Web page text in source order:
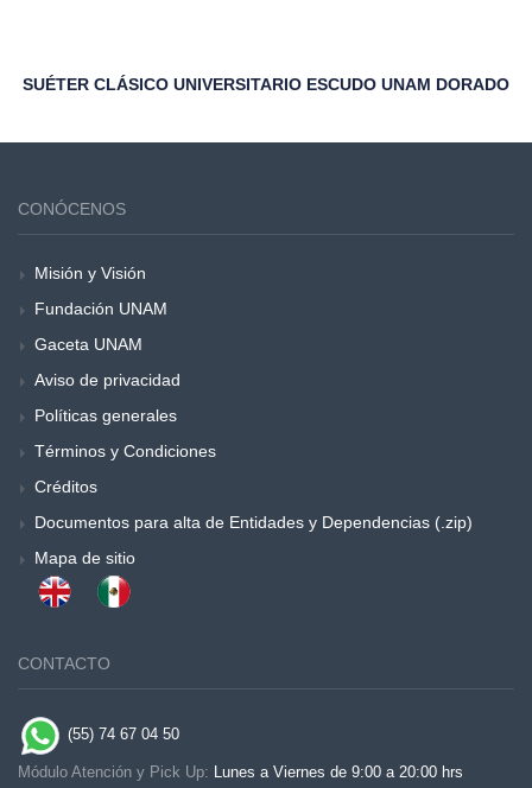
SUÉTER CLÁSICO UNIVERSITARIO ESCUDO UNAM DORADO
CONÓCENOS
Misión y Visión
Fundación UNAM
Gaceta UNAM
Aviso de privacidad
Políticas generales
Términos y Condiciones
Créditos
Documentos para alta de Entidades y Dependencias (.zip)
Mapa de sitio
CONTACTO
(55) 74 67 04 50
Módulo Atención y Pick Up: Lunes a Viernes de 9:00 a 20:00 hrs